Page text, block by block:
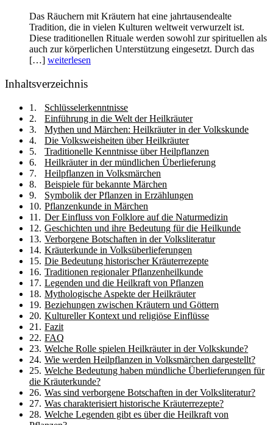
Das Räuchern mit Kräutern hat eine jahrtausendealte
Tradition, die in vielen Kulturen weltweit verwurzelt ist.
Diese traditionellen Rituale werden sowohl zur spirituellen als
auch zur körperlichen Unterstützung eingesetzt. Durch das
[…] weiterlesen
Inhaltsverzeichnis
Schlüsselerkenntnisse
Einführung in die Welt der Heilkräuter
Mythen und Märchen: Heilkräuter in der Volkskunde
Die Volksweisheiten über Heilkräuter
Traditionelle Kenntnisse über Heilpflanzen
Heilkräuter in der mündlichen Überlieferung
Heilpflanzen in Volksmärchen
Beispiele für bekannte Märchen
Symbolik der Pflanzen in Erzählungen
Pflanzenkunde in Märchen
Der Einfluss von Folklore auf die Naturmedizin
Geschichten und ihre Bedeutung für die Heilkunde
Verborgene Botschaften in der Volksliteratur
Kräuterkunde in Volksüberlieferungen
Die Bedeutung historischer Kräuterrezepte
Traditionen regionaler Pflanzenheilkunde
Legenden und die Heilkraft von Pflanzen
Mythologische Aspekte der Heilkräuter
Beziehungen zwischen Kräutern und Göttern
Kultureller Kontext und religiöse Einflüsse
Fazit
FAQ
Welche Rolle spielen Heilkräuter in der Volkskunde?
Wie werden Heilpflanzen in Volksmärchen dargestellt?
Welche Bedeutung haben mündliche Überlieferungen für
die Kräuterkunde?
Was sind verborgene Botschaften in der Volksliteratur?
Was charakterisiert historische Kräuterrezepte?
Welche Legenden gibt es über die Heilkraft von